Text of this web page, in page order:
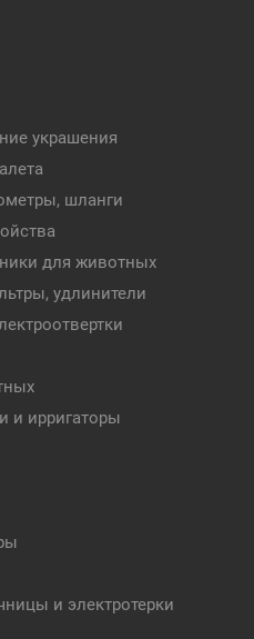
украшения
шланги
для животных
удлинители
и ирригаторы
и электротерки